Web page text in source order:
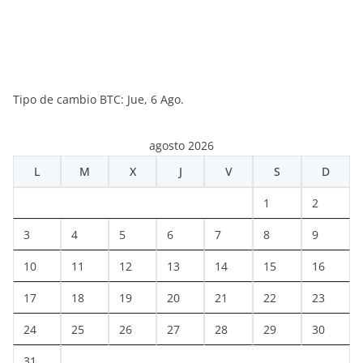
Tipo de cambio BTC: Jue, 6 Ago.
agosto 2026
L
M X J V S D
1 2
3 4 5 6 7 8 9
10 11 12 13 14 15 16
17 18 19 20 21 22 23
24 25 26 27 28 29 30